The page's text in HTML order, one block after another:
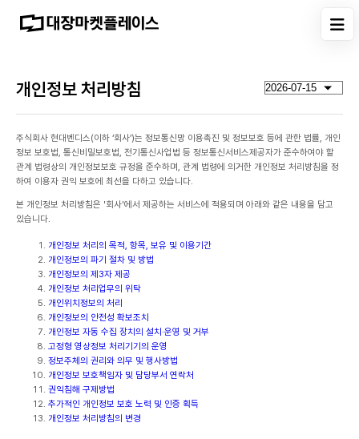
개인정보 처리방침
주식회사 현대벤디스(이하 ‘회사’)는 정보통신망 이용촉진 및 정보보호 등에 관한 법률, 개인
정보 보호법, 통신비밀보호법, 전기통신사업법 등 정보통신서비스제공자가 준수하여야 할
관계 법령상의 개인정보보호 규정을 준수하며, 관계 법령에 의거한 개인정보 처리방침을 정
하여 이용자 권익 보호에 최선을 다하고 있습니다.
본 개인정보 처리방침은 '회사'에서 제공하는 서비스에 적용되며 아래와 같은 내용을 담고
있습니다.
개인정보 처리의 목적, 항목, 보유 및 이용기간
개인정보의 파기 절차 및 방법
개인정보의 제3자 제공
개인정보 처리업무의 위탁
개인위치정보의 처리
개인정보의 안전성 확보조치
개인정보 자동 수집 장치의 설치·운영 및 거부
고정형 영상정보 처리기기의 운영
정보주체의 권리와 의무 및 행사방법
개인정보 보호책임자 및 담당부서 연락처
권익침해 구제방법
추가적인 개인정보 보호 노력 및 인증 획득
개인정보 처리방침의 변경